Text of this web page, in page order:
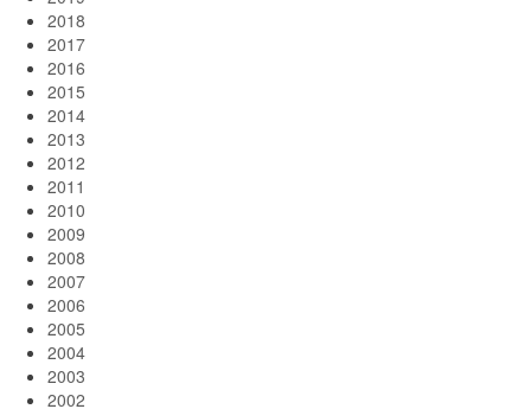
2018
2017
2016
2015
2014
2013
2012
2011
2010
2009
2008
2007
2006
2005
2004
2003
2002